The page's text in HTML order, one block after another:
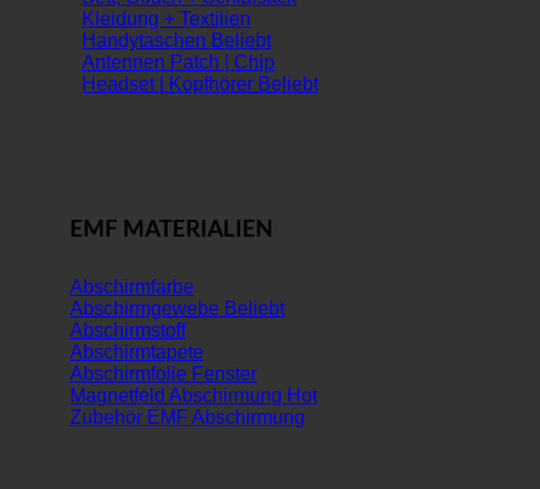
Kleidung + Textilien
Handytaschen
Antennen Patch | Chip
Headset | Kopfhörer
EMF MATERIALIEN
Abschirmfarbe
Abschirmgewebe
Abschirmstoff
Abschirmtapete
Abschirmfolie Fenster
Magnetfeld Abschirmung
Zubehör EMF Abschirmung